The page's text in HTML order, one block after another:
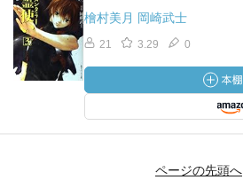
檜村美月 岡崎武士
21 3.29 0
ページの先頭へ